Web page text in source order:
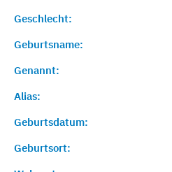
Geschlecht:
Geburtsname:
Genannt:
Alias:
Geburtsdatum:
Geburtsort: